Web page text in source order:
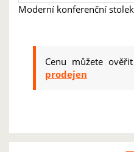
Moderní konferenční
Cenu můžete
prodejen